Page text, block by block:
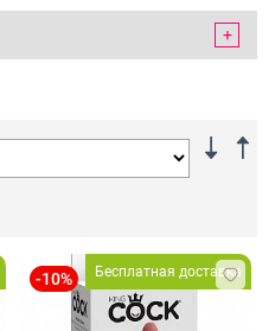
Бесплатная доставка